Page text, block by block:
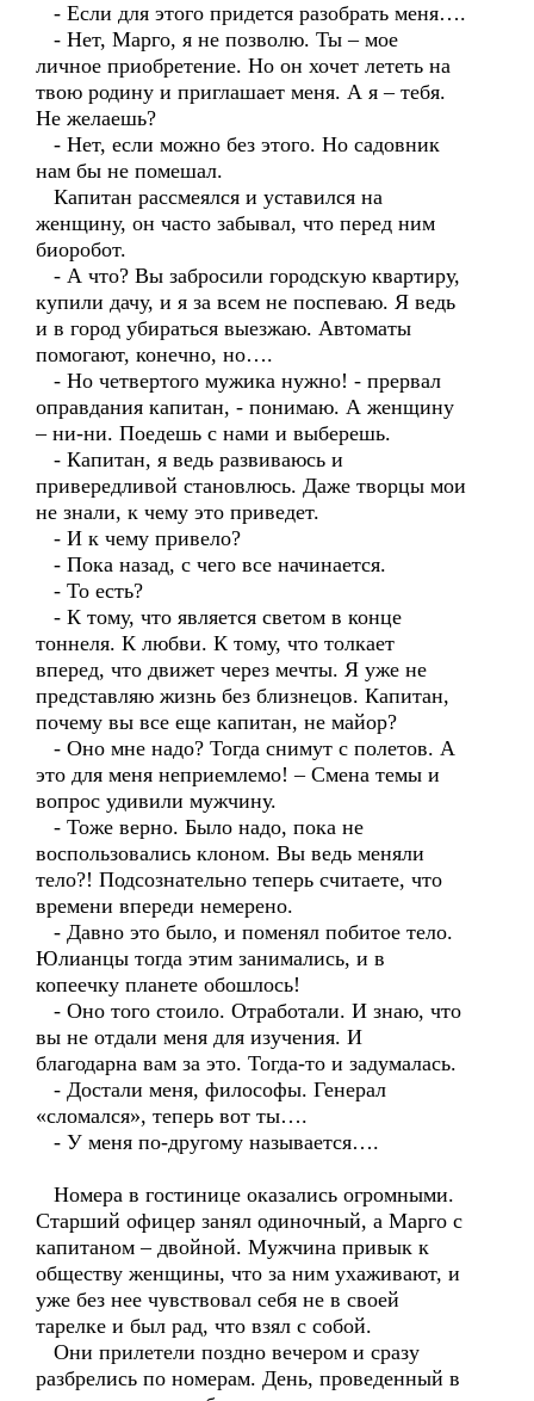
- Если для этого придется разобрать меня….
- Нет, Марго, я не позволю. Ты – мое
личное приобретение. Но он хочет лететь на
твою родину и приглашает меня. А я – тебя.
Не желаешь?
- Нет, если можно без этого. Но садовник
нам бы не помешал.
Капитан рассмеялся и уставился на
женщину, он часто забывал, что перед ним
биоробот.
- А что? Вы забросили городскую квартиру,
купили дачу, и я за всем не поспеваю. Я ведь
и в город убираться выезжаю. Автоматы
помогают, конечно, но….
- Но четвертого мужика нужно! - прервал
оправдания капитан, - понимаю. А женщину
– ни-ни. Поедешь с нами и выберешь.
- Капитан, я ведь развиваюсь и
привередливой становлюсь. Даже творцы мои
не знали, к чему это приведет.
- И к чему привело?
- Пока назад, с чего все начинается.
- То есть?
- К тому, что является светом в конце
тоннеля. К любви. К тому, что толкает
вперед, что движет через мечты. Я уже не
представляю жизнь без близнецов. Капитан,
почему вы все еще капитан, не майор?
- Оно мне надо? Тогда снимут с полетов. А
это для меня неприемлемо! – Смена темы и
вопрос удивили мужчину.
- Тоже верно. Было надо, пока не
воспользовались клоном. Вы ведь меняли
тело?! Подсознательно теперь считаете, что
времени впереди немерено.
- Давно это было, и поменял побитое тело.
Юлианцы тогда этим занимались, и в
копеечку планете обошлось!
- Оно того стоило. Отработали. И знаю, что
вы не отдали меня для изучения. И
благодарна вам за это. Тогда-то и задумалась.
- Достали меня, философы. Генерал
«сломался», теперь вот ты….
- У меня по-другому называется….
Номера в гостинице оказались огромными.
Старший офицер занял одиночный, а Марго с
капитаном – двойной. Мужчина привык к
обществу женщины, что за ним ухаживают, и
уже без нее чувствовал себя не в своей
тарелке и был рад, что взял с собой.
Они прилетели поздно вечером и сразу
разбрелись по номерам. День, проведенный в